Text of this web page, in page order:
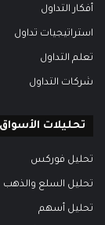
أفكار التداول
استراتيجيات تداول
تعلم التداول
شركات التداول
تحليلات الأسواق
تحليل فوركس
تحليل السلع والذهب
تحليل أسهم